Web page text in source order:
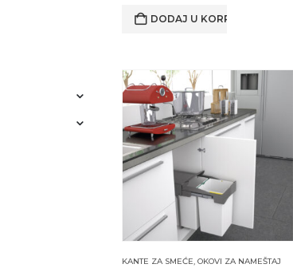
DODAJ U KORPU
KANTE ZA SMEĆE, OKOVI ZA NAMEŠTAJ